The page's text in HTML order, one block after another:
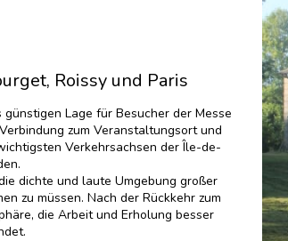
Roissy und Paris
Lage für Besucher der Messe
zum Veranstaltungsort und
Verkehrsachsen der Île-de-
dichte und laute Umgebung großer
zu müssen. Nach der Rückkehr zum
die Arbeit und Erholung besser